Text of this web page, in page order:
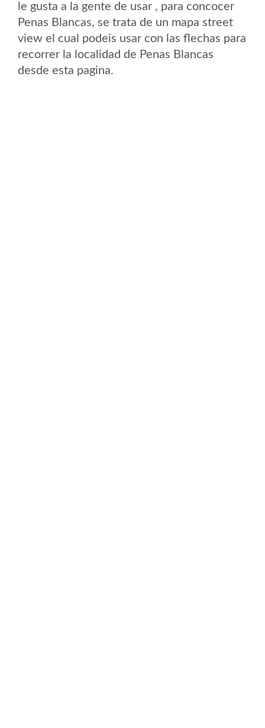
le gusta a la gente de usar , para concocer
Penas Blancas, se trata de un mapa street
view el cual podeis usar con las flechas para
recorrer la localidad de Penas Blancas
desde esta pagina.